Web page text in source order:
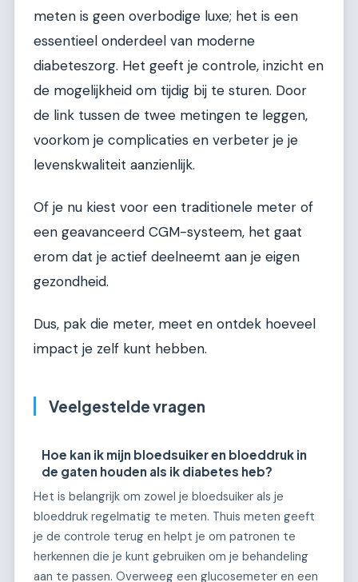
meten is geen overbodige luxe; het is een
essentieel onderdeel van moderne
diabeteszorg. Het geeft je controle, inzicht en
de mogelijkheid om tijdig bij te sturen. Door
de link tussen de twee metingen te leggen,
voorkom je complicaties en verbeter je je
levenskwaliteit aanzienlijk.
Of je nu kiest voor een traditionele meter of
een geavanceerd CGM-systeem, het gaat
erom dat je actief deelneemt aan je eigen
gezondheid.
Dus, pak die meter, meet en ontdek hoeveel
impact je zelf kunt hebben.
Veelgestelde vragen
Hoe kan ik mijn bloedsuiker en bloeddruk in
de gaten houden als ik diabetes heb?
Het is belangrijk om zowel je bloedsuiker als je
bloeddruk regelmatig te meten. Thuis meten geeft
je de controle terug en helpt je om patronen te
herkennen die je kunt gebruiken om je behandeling
aan te passen. Overweeg een glucosemeter en een